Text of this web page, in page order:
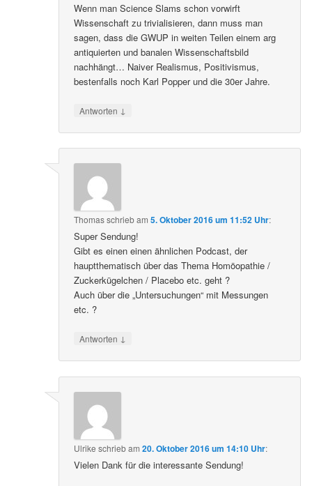
Wenn man Science Slams schon vorwirft
Wissenschaft zu trivialisieren, dann muss man
sagen, dass die GWUP in weiten Teilen einem arg
antiquierten und banalen Wissenschaftsbild
nachhängt… Naiver Realismus, Positivismus,
bestenfalls noch Karl Popper und die 30er Jahre.
Antworten ↓
Thomasschriebam5. Oktober 2016 um 11:52 Uhr:
Super Sendung!
Gibt es einen einen ähnlichen Podcast, der
hauptthematisch über das Thema Homöopathie /
Zuckerkügelchen / Placebo etc. geht ?
Auch über die „Untersuchungen“ mit Messungen
etc. ?
Antworten ↓
Ulrike schriebam20. Oktober 2016 um 14:10 Uhr:
Vielen Dank für die interessante Sendung!